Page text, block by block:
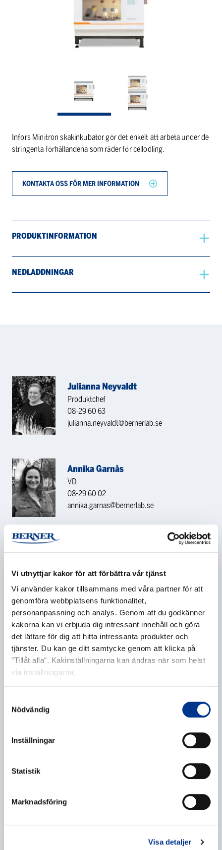
Vi utnyttjar kakor för att förbättra vår tjänst
Vi använder kakor tillsammans med våra partner för att
genomföra webbplatsens funktionalitet,
personanpassning och analys. Genom att du godkänner
kakorna kan vi erbjuda dig intressant innehåll och göra
det lättare för dig att hitta intressanta produkter och
tjänster. Du kan ge ditt samtycke genom att klicka på
”Tillåt alla”. Kakinställningarna kan ändras när som helst
via inställningarna.
Nödvändig
Inställningar
Statistik
Marknadsföring
Visa detaljer
Infors Minitron skakinkubator gör det enkelt att arbeta under de
stringenta förhållandena som råder för cellodling.
KONTAKTA OSS FÖR MER INFORMATION
PRODUKTINFORMATION
NEDLADDNINGAR
Julianna Neyvaldt
Produktchef
08-29 60 63
julianna.neyvaldt@bernerlab.se
Annika Garnås
VD
08-29 60 02
annika.garnas@bernerlab.se
Namn *
Företag
Telefonnummer